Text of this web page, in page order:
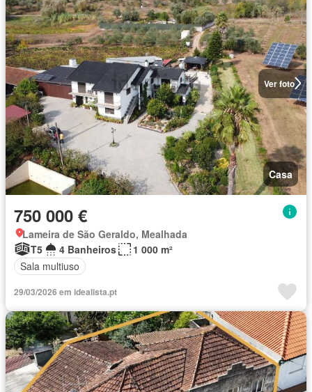
Ver foto
Casa
750 000 €
Lameira de São Geraldo, Mealhada
T5
4 Banheiros
1 000 m²
Sala multiuso
29/03/2026 em idealista.pt